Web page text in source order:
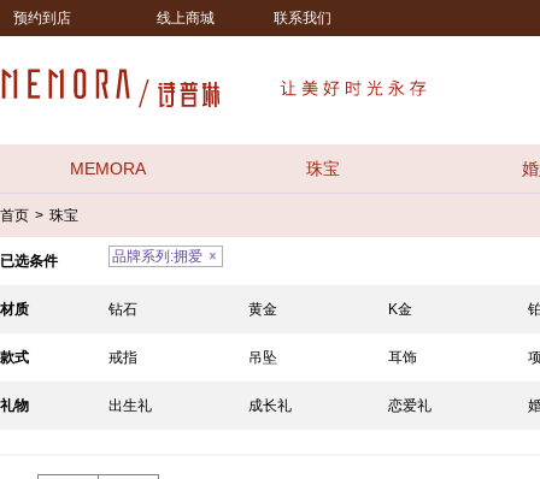
预约到店 线上商城 联系我们
MEMORA 珠宝
首页 > 珠宝
已选条件 品牌系列:拥爱
材质 钻石 黄金 K金
款式 戒指 吊坠 耳饰
礼物 出生礼 成长礼 恋爱礼